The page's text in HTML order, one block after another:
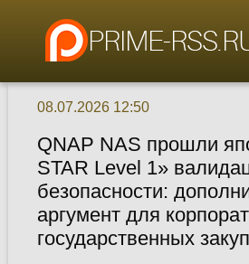
08.07.2026 12:50
QNAP NAS прошли
STAR Level 1»
безопасности:
аргумент для
государственных